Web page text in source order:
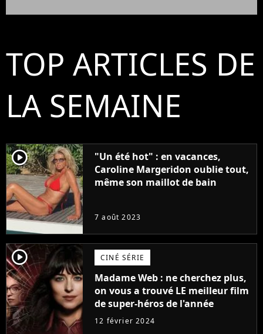
TOP ARTICLES DE
LA SEMAINE
player2
"Un été hot" : en vacances,
Caroline Margeridon oublie tout,
même son maillot de bain
7 août 2023
player2 CINÉ SÉRIE
Madame Web : ne cherchez plus,
on vous a trouvé LE meilleur film
de super-héros de l'année
12 février 2024